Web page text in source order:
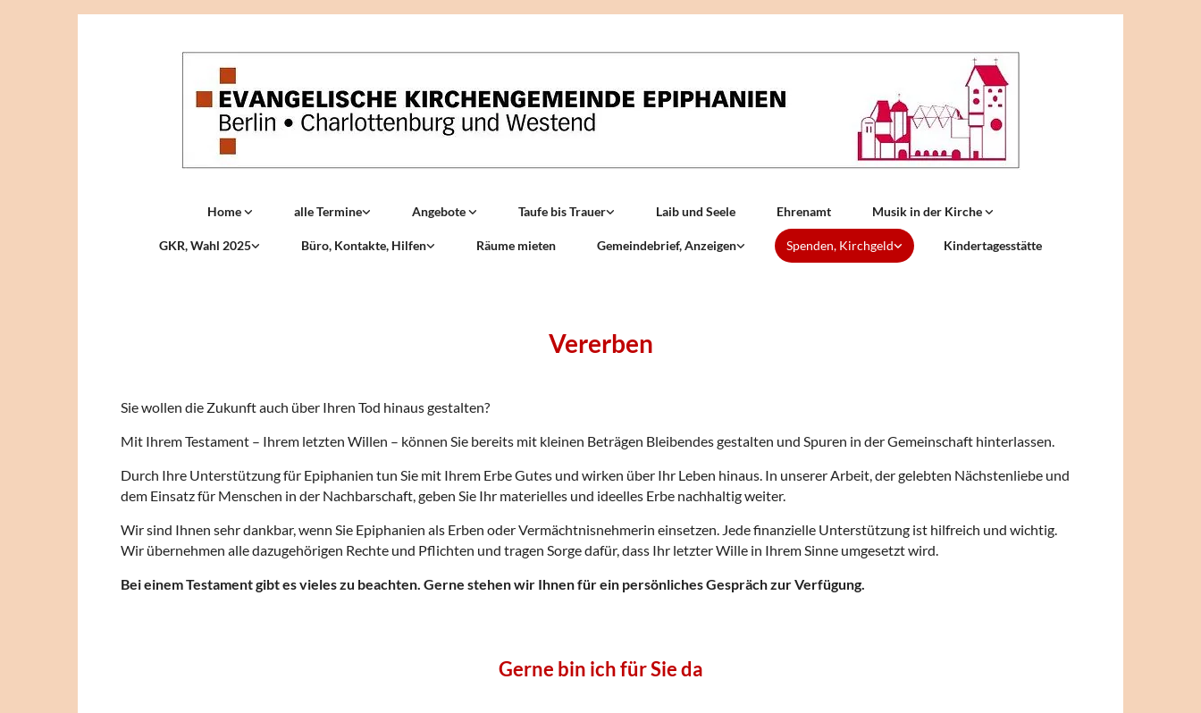
Home alle Termine Angebote Taufe bis Trauer Laib und Seele Ehrenamt Musik in der Kirche
GKR, Wahl 2025 Büro, Kontakte, Hilfen Räume mieten Gemeindebrief, Anzeigen Spenden, Kirchgeld Kindertagesstätte
Vererben
Sie wollen die Zukunft auch über Ihren Tod hinaus gestalten?
Mit Ihrem Testament – Ihrem letzten Willen – können Sie bereits mit kleinen Beträgen Bleibendes gestalten und Spuren in der Gemeinschaft hinterlassen.
Durch Ihre Unterstützung für Epiphanien tun Sie mit Ihrem Erbe Gutes und wirken über Ihr Leben hinaus. In unserer Arbeit, der gelebten Nächstenliebe und
dem Einsatz für Menschen in der Nachbarschaft, geben Sie Ihr materielles und ideelles Erbe nachhaltig weiter.
Wir sind Ihnen sehr dankbar, wenn Sie Epiphanien als Erben oder Vermächtnisnehmerin einsetzen. Jede finanzielle Unterstützung ist hilfreich und wichtig.
Wir übernehmen alle dazugehörigen Rechte und Pflichten und tragen Sorge dafür, dass Ihr letzter Wille in Ihrem Sinne umgesetzt wird.
Bei einem Testament gibt es vieles zu beachten. Gerne stehen wir Ihnen für ein persönliches Gespräch zur Verfügung.
Gerne bin ich für Sie da